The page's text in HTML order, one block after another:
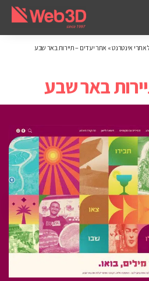
אתרי אינטרנט» אתר יעדים – תיירות באר שבע
באר שבע